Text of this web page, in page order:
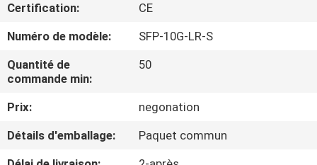
DE
NOUS
VISITE
DE
L'USINE
Certification:
CE
Numéro de modèle:
SFP-10G-LR-S
Quantité de
commande min:
50
Prix:
negonation
Détails d'emballage:
Paquet commun